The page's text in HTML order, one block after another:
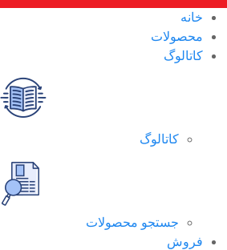
خانه
محصولات
کاتالوگ
کاتالوگ
جستجو محصولات
فروش